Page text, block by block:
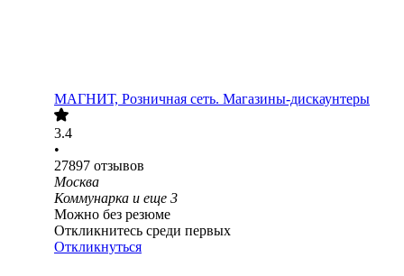
МАГНИТ, Розничная сеть. Магазины-дискаунтеры
3.4
•
27897 отзывов
Москва
Коммунарка и еще 3
Можно без резюме
Откликнитесь среди первых
Откликнуться